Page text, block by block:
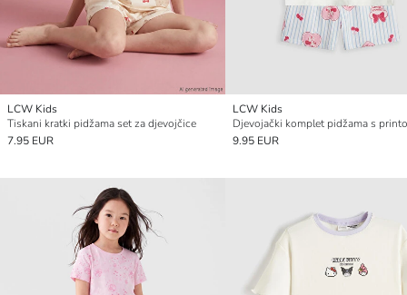
LCW Kids
Tiskani kratki pidžama set za djevojčice
7.95 EUR
LCW Kids
9.95 EUR